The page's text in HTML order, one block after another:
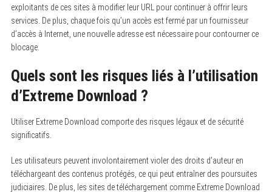
exploitants de ces sites à modifier leur URL pour continuer à offrir leurs
services. De plus, chaque fois qu’un accès est fermé par un fournisseur
d’accès à Internet, une nouvelle adresse est nécessaire pour contourner ce
blocage.
Quels sont les risques liés à l’utilisation
d’Extreme Download ?
Utiliser Extreme Download comporte des risques légaux et de sécurité
significatifs.
Les utilisateurs peuvent involontairement violer des droits d’auteur en
téléchargeant des contenus protégés, ce qui peut entraîner des poursuites
judiciaires. De plus, les sites de téléchargement comme Extreme Download